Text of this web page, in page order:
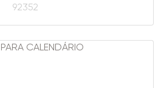
92352